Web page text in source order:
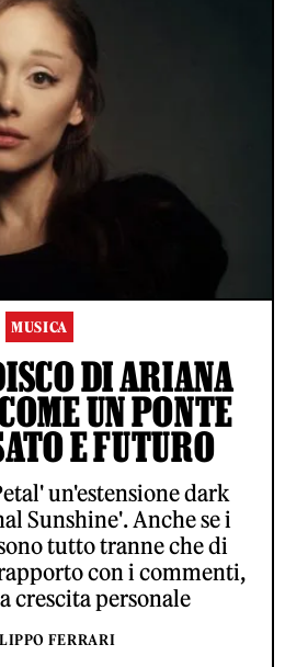
MUSICA
DI ARIANA
UN PONTE
E FUTURO
un'estensione dark
Sunshine'. Anche se i
tutto tranne che di
con i commenti,
crescita personale
FERRARI